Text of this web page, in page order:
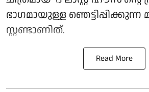
ഭാഗമായുള്ള ഞെട്ടിപ്പിക്കുന്ന
സ്റ്റണ്ടാണിത്.
Read More